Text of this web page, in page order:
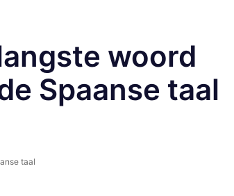
woord
Spaanse taal
taal